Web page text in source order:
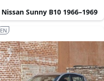
Nissan Sunny B10 1966–1969
EN